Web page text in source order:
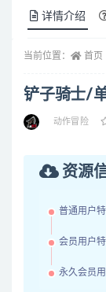
详情介绍
当前位置： 首页
铲子骑士/
动作冒险
资源
普通用户特
会员用户特
永久会员用